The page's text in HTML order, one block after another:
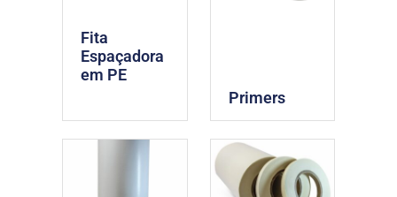
Fita
Espaçadora
em PE
Primers